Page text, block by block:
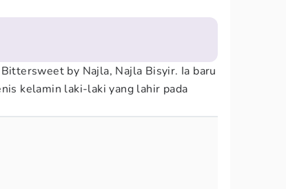
by Najla, Najla Bisyir. Ia baru
kelamin laki-laki yang lahir pada